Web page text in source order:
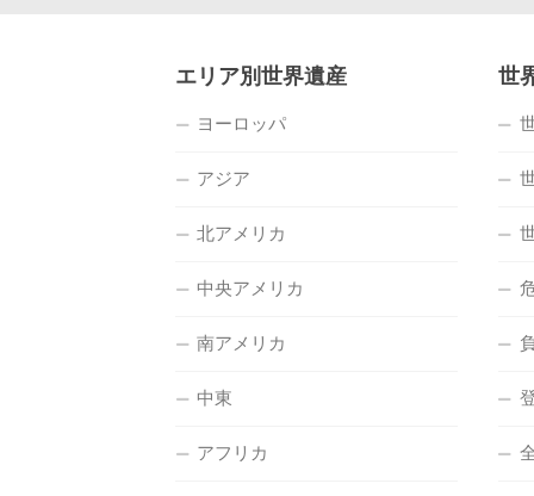
エリア別世界遺産
ヨーロッパ
アジア
北アメリカ
中央アメリカ
南アメリカ
中東
アフリカ
世